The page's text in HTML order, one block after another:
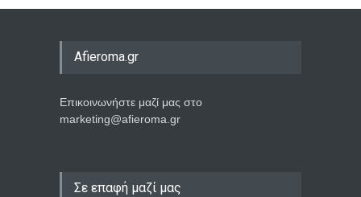
Afieroma.gr
Επικοινωνήστε μαζί μας στο
marketing@afieroma.gr
Σε επαφή μαζί μας